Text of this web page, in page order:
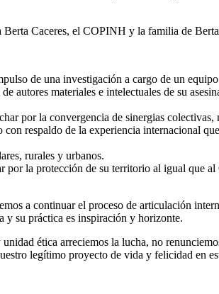
Caceres, el COPINH y la familia de Berta
de una investigación a cargo de un
autores materiales e intelectuales de su
por la convergencia de sinergias colectivas,
respaldo de la experiencia internacional
rurales y urbanos.
por la protección de su territorio al igual que
a continuar el proceso de articulación
y su práctica es inspiración y horizonte.
ética arreciemos la lucha, no
legítimo proyecto de vida y felicidad en